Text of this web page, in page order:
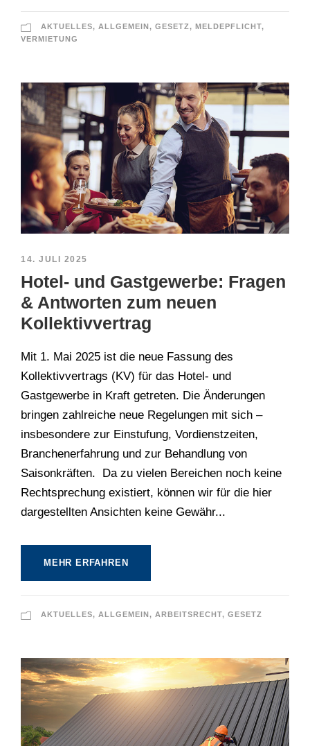
AKTUELLES, ALLGEMEIN, GESETZ, MELDEPFLICHT,
VERMIETUNG
14. JULI 2025
Hotel- und Gastgewerbe: Fragen
& Antworten zum neuen
Kollektivvertrag
Mit 1. Mai 2025 ist die neue Fassung des
Kollektivvertrags (KV) für das Hotel- und
Gastgewerbe in Kraft getreten. Die Änderungen
bringen zahlreiche neue Regelungen mit sich –
insbesondere zur Einstufung, Vordienstzeiten,
Branchenerfahrung und zur Behandlung von
Saisonkräften. Da zu vielen Bereichen noch keine
Rechtsprechung existiert, können wir für die hier
dargestellten Ansichten keine Gewähr...
MEHR ERFAHREN
AKTUELLES, ALLGEMEIN , ARBEITSRECHT, GESETZ